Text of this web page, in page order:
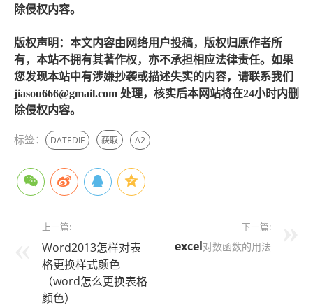
除侵权内容。
版权声明：本文内容由网络用户投稿，版权归原作者所
有，本站不拥有其著作权，亦不承担相应法律责任。如果
您发现本站中有涉嫌抄袭或描述失实的内容，请联系我们
jiasou666@gmail.com 处理，核实后本网站将在24小时内删
除侵权内容。
标签： DATEDIF 获取 A2
上一篇:
Word2013怎样对表
格更换样式颜色
（word怎么更换表格
颜色）
下一篇:
excel对数函数的用法